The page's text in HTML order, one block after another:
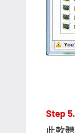
Step 5.